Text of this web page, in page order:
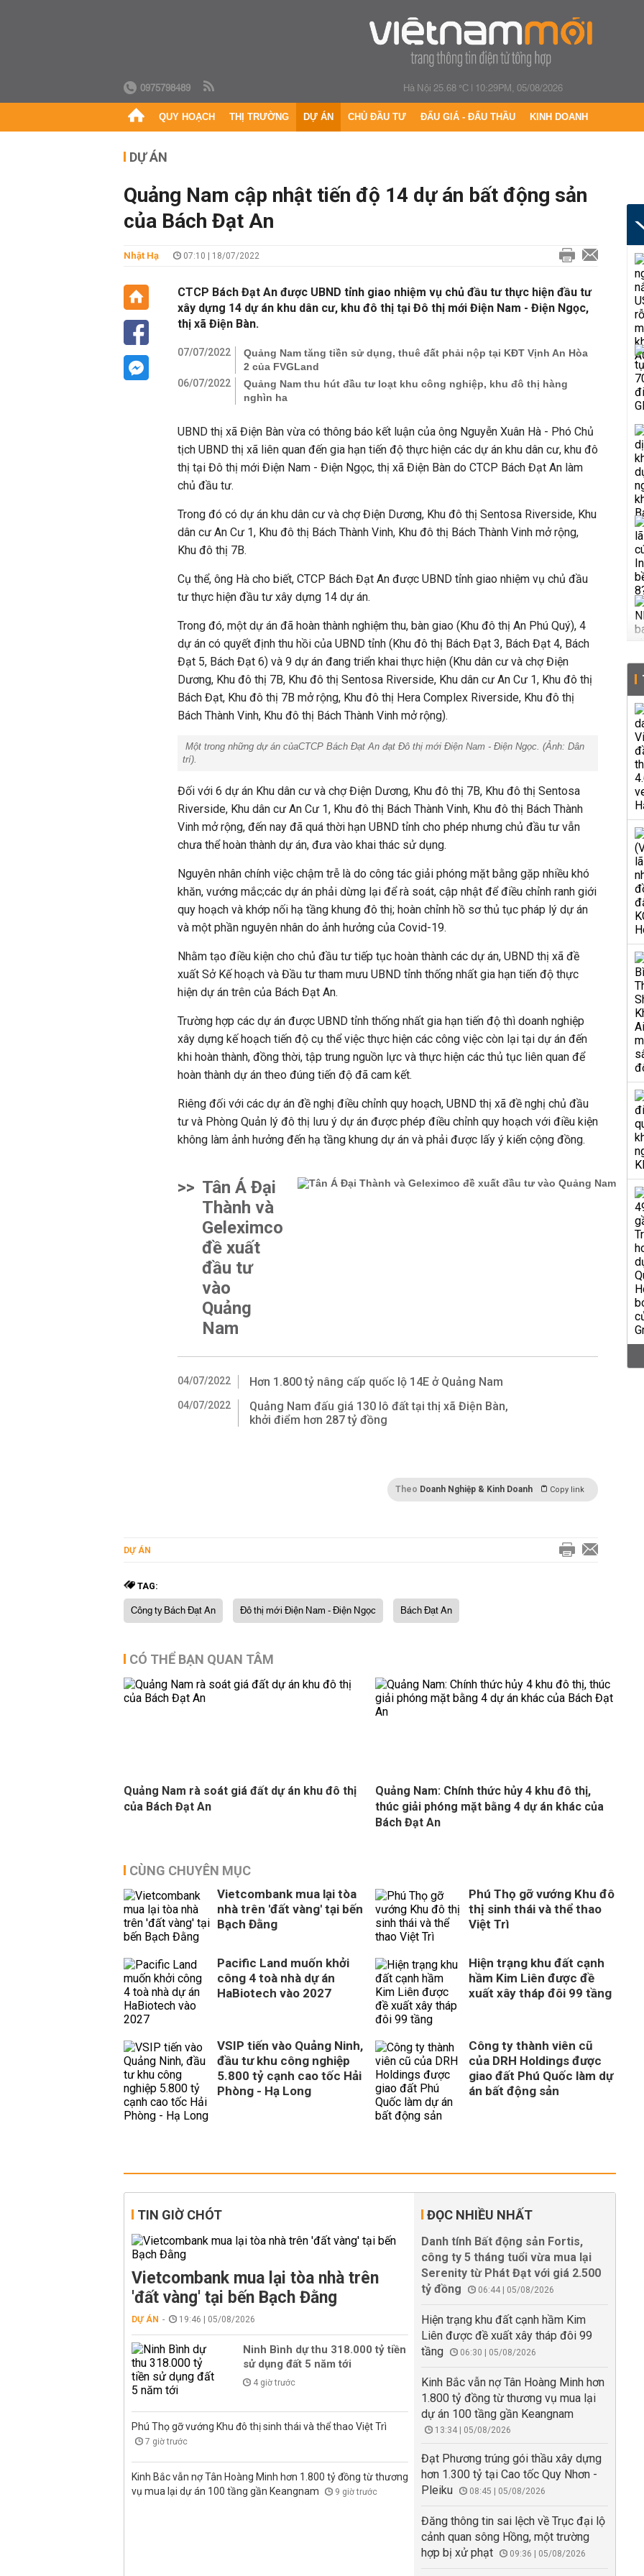
0975798489 Hà Nội 25.68 °C| 10:29PM, 05/08/2026
QUY HOẠCH THỊ TRƯỜNG DỰ ÁN CHỦ ĐẦU TƯ ĐẤU GIÁ - ĐẤU THẦU KINH DOANH
DỰ ÁN
Quảng Nam cập nhật tiến độ 14 dự án bất động sản
của Bách Đạt An
Nhật Hạ 07:10 | 18/07/2022
CTCP Bách Đạt An được UBND tỉnh giao nhiệm vụ chủ đầu tư thực hiện đầu tư
xây dựng 14 dự án khu dân cư, khu đô thị tại Đô thị mới Điện Nam - Điện Ngọc,
thị xã Điện Bàn.
07/07/2022
Quảng Nam tăng tiền sử dụng, thuê đất phải nộp tại KĐT Vịnh An Hòa
2 của FVGLand
06/07/2022
Quảng Nam thu hút đầu tư loạt khu công nghiệp, khu đô thị hàng
nghìn ha
UBND thị xã Điện Bàn vừa có thông báo kết luận của ông Nguyễn Xuân Hà - Phó Chủ
tịch UBND thị xã liên quan đến gia hạn tiến độ thực hiện các dự án khu dân cư, khu đô
thị tại Đô thị mới Điện Nam - Điện Ngọc, thị xã Điện Bàn do CTCP Bách Đạt An làm
chủ đầu tư.
Trong đó có dự án khu dân cư và chợ Điện Dương, Khu đô thị Sentosa Riverside, Khu
dân cư An Cư 1, Khu đô thị Bách Thành Vinh, Khu đô thị Bách Thành Vinh mở rộng,
Khu đô thị 7B.
Cụ thể, ông Hà cho biết, CTCP Bách Đạt An được UBND tỉnh giao nhiệm vụ chủ đầu
tư thực hiện đầu tư xây dựng 14 dự án.
Trong đó, một dự án đã hoàn thành nghiệm thu, bàn giao (Khu đô thị An Phú Quý), 4
dự án có quyết định thu hồi của UBND tỉnh (Khu đô thị Bách Đạt 3, Bách Đạt 4, Bách
Đạt 5, Bách Đạt 6) và 9 dự án đang triển khai thực hiện (Khu dân cư và chợ Điện
Dương, Khu đô thị 7B, Khu đô thị Sentosa Riverside, Khu dân cư An Cư 1, Khu đô thị
Bách Đạt, Khu đô thị 7B mở rộng, Khu đô thị Hera Complex Riverside, Khu đô thị
Bách Thành Vinh, Khu đô thị Bách Thành Vinh mở rộng).
Một trong những dự án củaCTCP Bách Đạt An đạt Đô thị mới Điện Nam - Điện Ngọc. (Ảnh: Dân
trí).
Đối với 6 dự án Khu dân cư và chợ Điện Dương, Khu đô thị 7B, Khu đô thị Sentosa
Riverside, Khu dân cư An Cư 1, Khu đô thị Bách Thành Vinh, Khu đô thị Bách Thành
Vinh mở rộng, đến nay đã quá thời hạn UBND tỉnh cho phép nhưng chủ đầu tư vẫn
chưa thể hoàn thành dự án, đưa vào khai thác sử dụng.
Nguyên nhân chính việc chậm trễ là do công tác giải phóng mặt bằng gặp nhiều khó
khăn, vướng mắc;các dự án phải dừng lại để rà soát, cập nhật để điều chỉnh ranh giới
quy hoạch và khớp nối hạ tầng khung đô thị; hoàn chỉnh hồ sơ thủ tục pháp lý dự án
và một phần nguyên nhân do ảnh hưởng của Covid-19.
Nhằm tạo điều kiện cho chủ đầu tư tiếp tục hoàn thành các dự án, UBND thị xã đề
xuất Sở Kế hoạch và Đầu tư tham mưu UBND tỉnh thống nhất gia hạn tiến độ thực
hiện dự án trên của Bách Đạt An.
Trường hợp các dự án được UBND tỉnh thống nhất gia hạn tiến độ thì doanh nghiệp
xây dựng kế hoạch tiến độ cụ thể việc thực hiện các công việc còn lại tại dự án đến
khi hoàn thành, đồng thời, tập trung nguồn lực và thực hiện các thủ tục liên quan để
hoàn thành dự án theo đúng tiến độ đã cam kết.
Riêng đối với các dự án đề nghị điều chỉnh quy hoạch, UBND thị xã đề nghị chủ đầu
tư và Phòng Quản lý đô thị lưu ý dự án được phép điều chỉnh quy hoạch với điều kiện
không làm ảnh hưởng đến hạ tầng khung dự án và phải được lấy ý kiến cộng đồng.
>> Tân Á Đại
Thành và
Geleximco
đề xuất
đầu tư
vào
Quảng
Nam
04/07/2022 Hơn 1.800 tỷ nâng cấp quốc lộ 14E ở Quảng Nam
04/07/2022
Quảng Nam đấu giá 130 lô đất tại thị xã Điện Bàn,
khởi điểm hơn 287 tỷ đồng
Theo Doanh Nghiệp & Kinh Doanh Copy link
DỰ ÁN
TAG:
Công ty Bách Đạt An Đô thị mới Điện Nam - Điện Ngọc Bách Đạt An
CÓ THỂ BẠN QUAN TÂM
Quảng Nam rà soát giá đất dự án khu đô thị
của Bách Đạt An
Quảng Nam: Chính thức hủy 4 khu đô thị,
thúc giải phóng mặt bằng 4 dự án khác của
Bách Đạt An
CÙNG CHUYÊN MỤC
Vietcombank mua lại tòa
nhà trên 'đất vàng' tại bến
Bạch Đằng
Phú Thọ gỡ vướng Khu đô
thị sinh thái và thể thao
Việt Trì
Pacific Land muốn khởi
công 4 toà nhà dự án
HaBiotech vào 2027
Hiện trạng khu đất cạnh
hầm Kim Liên được đề
xuất xây tháp đôi 99 tầng
VSIP tiến vào Quảng Ninh,
đầu tư khu công nghiệp
5.800 tỷ cạnh cao tốc Hải
Phòng - Hạ Long
Công ty thành viên cũ
của DRH Holdings được
giao đất Phú Quốc làm dự
án bất động sản
TIN GIỜ CHÓT
Vietcombank mua lại tòa nhà trên
'đất vàng' tại bến Bạch Đằng
DỰ ÁN 19:46 | 05/08/2026
Ninh Bình dự thu 318.000 tỷ tiền
sử dụng đất 5 năm tới
4 giờ trước
Phú Thọ gỡ vướng Khu đô thị sinh thái và thể thao Việt Trì
7 giờ trước
Kinh Bắc vẫn nợ Tân Hoàng Minh hơn 1.800 tỷ đồng từ thương
vụ mua lại dự án 100 tầng gần Keangnam
9 giờ trước
ĐỌC NHIỀU NHẤT
Danh tính Bất động sản Fortis,
công ty 5 tháng tuổi vừa mua lại
Serenity từ Phát Đạt với giá 2.500
tỷ đồng
06:44 | 05/08/2026
Hiện trạng khu đất cạnh hầm Kim
Liên được đề xuất xây tháp đôi 99
tầng
06:30 | 05/08/2026
Kinh Bắc vẫn nợ Tân Hoàng Minh hơn
1.800 tỷ đồng từ thương vụ mua lại
dự án 100 tầng gần Keangnam
13:34 | 05/08/2026
Đạt Phương trúng gói thầu xây dựng
hơn 1.300 tỷ tại Cao tốc Quy Nhơn -
Pleiku
08:45 | 05/08/2026
Đăng thông tin sai lệch về Trục đại lộ
cảnh quan sông Hồng, một trường
hợp bị xử phạt
09:36 | 05/08/2026